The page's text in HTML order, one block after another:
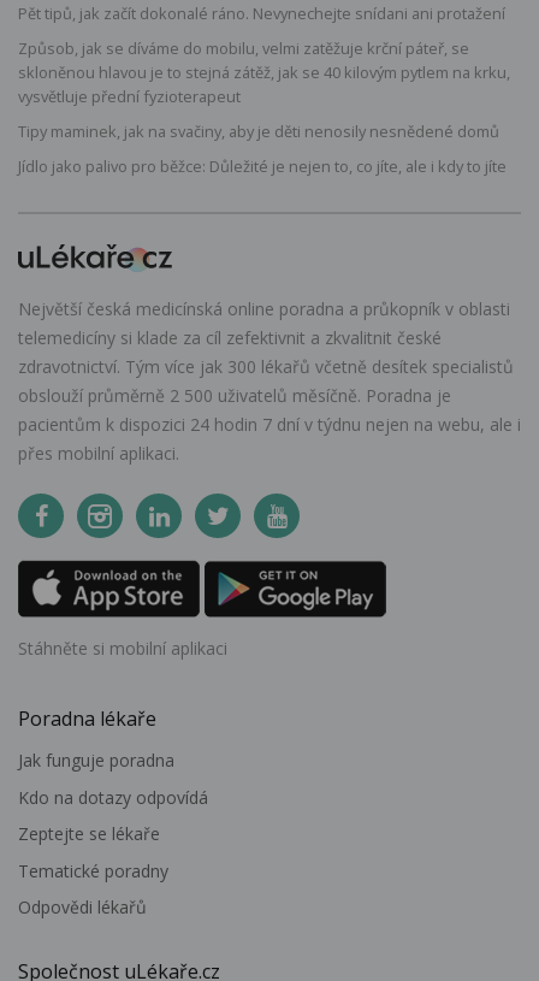
Pět tipů, jak začít dokonalé ráno. Nevynechejte snídani ani protažení
Způsob, jak se díváme do mobilu, velmi zatěžuje krční páteř, se
skloněnou hlavou je to stejná zátěž, jak se 40 kilovým pytlem na krku,
vysvětluje přední fyzioterapeut
Tipy maminek, jak na svačiny, aby je děti nenosily nesnědené domů
Jídlo jako palivo pro běžce: Důležité je nejen to, co jíte, ale i kdy to jíte
Největší česká medicínská online poradna a průkopník v oblasti
telemedicíny si klade za cíl zefektivnit a zkvalitnit české
zdravotnictví. Tým více jak 300 lékařů včetně desítek specialistů
obslouží průměrně 2 500 uživatelů měsíčně. Poradna je
pacientům k dispozici 24 hodin 7 dní v týdnu nejen na webu, ale i
přes mobilní aplikaci.
Stáhněte si mobilní aplikaci
Poradna lékaře
Jak funguje poradna
Kdo na dotazy odpovídá
Zeptejte se lékaře
Tematické poradny
Odpovědi lékařů
Společnost uLékaře.cz